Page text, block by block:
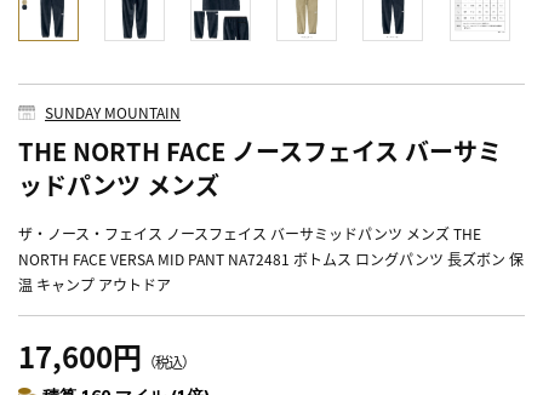
SUNDAY MOUNTAIN
THE NORTH FACE ノースフェイス バーサミ
ッドパンツ メンズ
ザ・ノース・フェイス ノースフェイス バーサミッドパンツ メンズ THE
NORTH FACE VERSA MID PANT NA72481 ボトムス ロングパンツ 長ズボン 保
温 キャンプ アウトドア
17,600円 （税込）